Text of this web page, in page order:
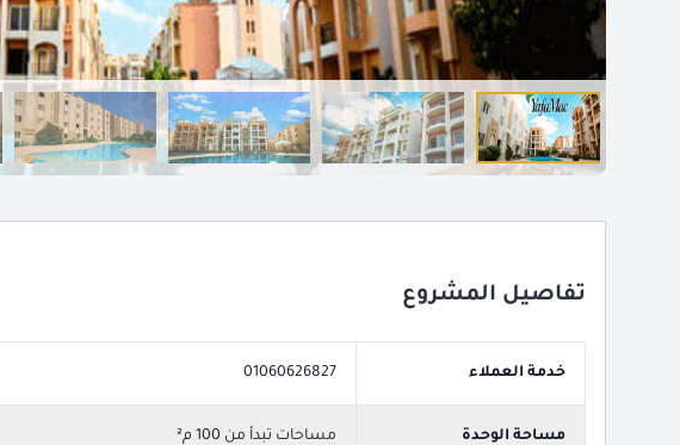
تفاصيل المشروع
خدمة العملاء 01060626827
مساحة الوحدة مساحات تبدأ من 100 م²